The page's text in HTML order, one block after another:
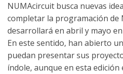
NUMAcircuit busca nuevas
completar la programación de
desarrollará en abril y mayo
En este sentido, han abierto
puedan presentar sus
índole, aunque en esta